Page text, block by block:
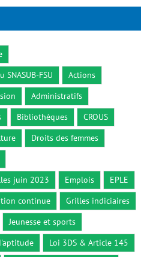
FSU
Actions
Administratifs
Bibliothèques
CROUS
Droits des femmes
juin 2023
Emplois
EPLE
continue
Grilles indiciaires
Jeunesse et sports
Loi 3DS & Article 145